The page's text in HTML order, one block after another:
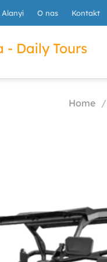
O nas Kontakt
- Daily Tours
Home /